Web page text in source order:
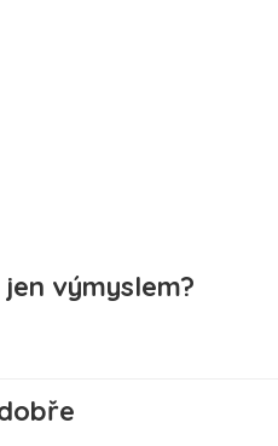
výmyslem?